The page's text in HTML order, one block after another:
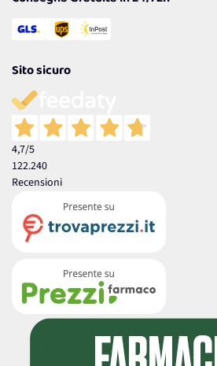
Sito sicuro
4,7/5
122.240
Recensioni